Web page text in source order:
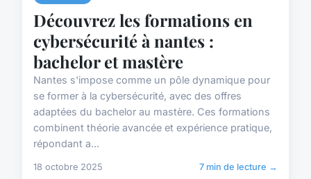
Découvrez les formations en
cybersécurité à nantes :
bachelor et mastère
Nantes s'impose comme un pôle dynamique pour
se former à la cybersécurité, avec des offres
adaptées du bachelor au mastère. Ces formations
combinent théorie avancée et expérience pratique,
répondant a...
18 octobre 2025 7 min de lecture →